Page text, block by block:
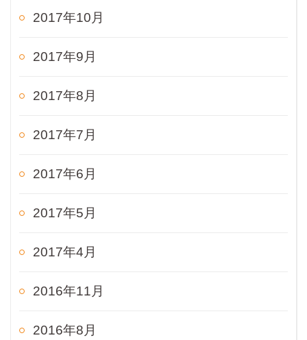
2017年10月
2017年9月
2017年8月
2017年7月
2017年6月
2017年5月
2017年4月
2016年11月
2016年8月